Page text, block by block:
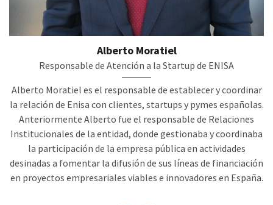
Alberto Moratiel
Responsable de Atención a la Startup de ENISA
Alberto Moratiel es el responsable de establecer y coordinar
la relación de Enisa con clientes, startups y pymes españolas.
Anteriormente Alberto fue el responsable de Relaciones
Institucionales de la entidad, donde gestionaba y coordinaba
la participación de la empresa pública en actividades
desinadas a fomentar la difusión de sus líneas de financiación
en proyectos empresariales viables e innovadores en España.